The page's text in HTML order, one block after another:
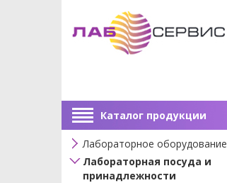
Каталог продукции
Лабораторное оборудование
Лабораторная посуда и
принадлежности